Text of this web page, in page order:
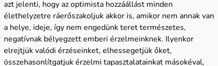
azt jelenti, hogy az optimista hozzáállást minden
élethelyzetre ráerőszakoljuk akkor is, amikor nem annak van
a helye, ideje, így nem engedünk teret természetes,
negatívnak bélyegzett emberi érzelmeinknek. Ilyenkor
elrejtjük valódi érzéseinket, elhessegetjük őket,
összehasonlítgatjuk érzelmi tapasztalatainkat másokéval,